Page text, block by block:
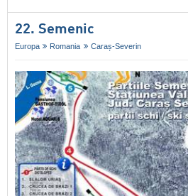
22. Semenic
Europa Romania Caraș-Severin